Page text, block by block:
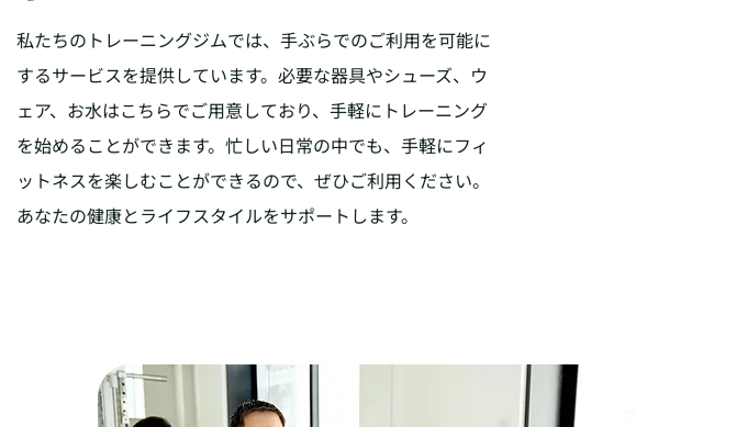
私たちのトレーニングジムでは、手ぶらでのご利用を可能に
するサービスを提供しています。必要な器具やシューズ、ウ
ェア、お水はこちらでご用意しており、手軽にトレーニング
を始めることができます。忙しい日常の中でも、手軽にフィ
ットネスを楽しむことができるので、ぜひご利用ください。
あなたの健康とライフスタイルをサポートします。